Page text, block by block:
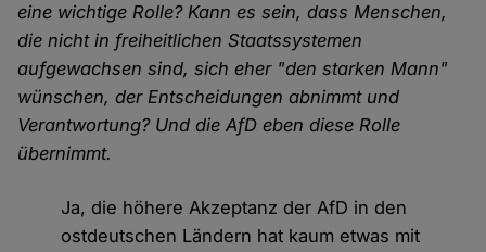
eine wichtige Rolle? Kann es sein, dass Menschen,
die nicht in freiheitlichen Staatssystemen
aufgewachsen sind, sich eher "den starken Mann"
wünschen, der Entscheidungen abnimmt und
Verantwortung? Und die AfD eben diese Rolle
übernimmt.
Ja, die höhere Akzeptanz der AfD in den
ostdeutschen Ländern hat kaum etwas mit